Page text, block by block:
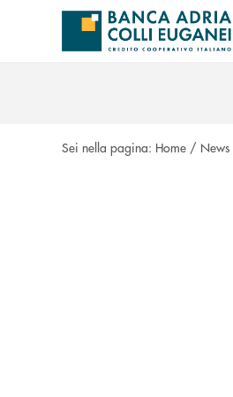
Salta al contenuto principale
Sei nella pagina: Home / News